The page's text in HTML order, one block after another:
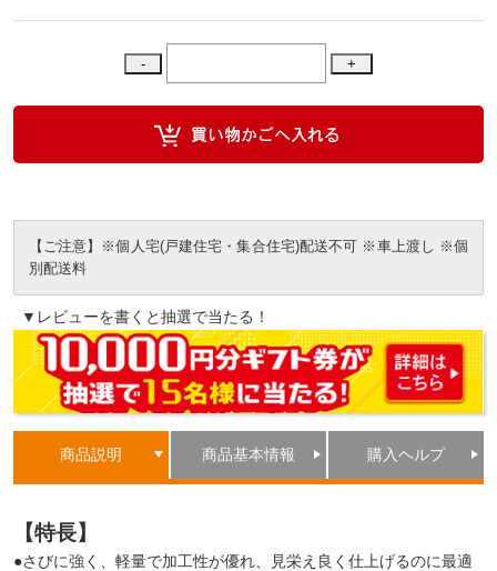
【ご注意】※個人宅(戸建住宅・集合住宅)配送不可 ※車上渡し ※個
別配送料
▼レビューを書くと抽選で当たる！
商品説明 商品基本情報 購入ヘルプ
【特長】
●さびに強く、軽量で加工性が優れ、見栄え良く仕上げるのに最適